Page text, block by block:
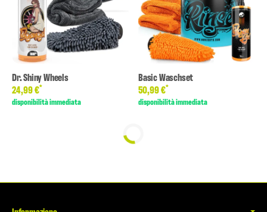
Dr. Shiny Wheels
24,99 €*
disponibilità immediata
Basic Waschset
50,99 €*
disponibilità immediata